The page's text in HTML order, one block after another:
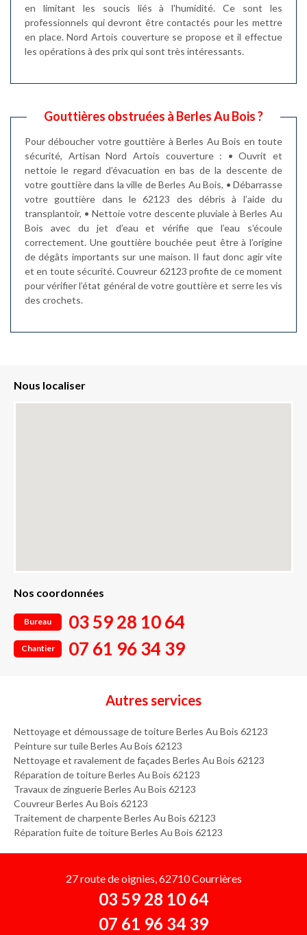
en limitant les soucis liés à l'humidité. Ce sont les
professionnels qui devront être contactés pour les mettre
en place. Nord Artois couverture se propose et il effectue
les opérations à des prix qui sont très intéressants.
Gouttières obstruées à Berles Au Bois ?
Pour déboucher votre gouttière à Berles Au Bois en toute
sécurité, Artisan Nord Artois couverture : • Ouvrit et
nettoie le regard d’évacuation en bas de la descente de
votre gouttière dans la ville de Berles Au Bois, • Débarrasse
votre gouttière dans le 62123 des débris à l’aide du
transplantoir, • Nettoie votre descente pluviale à Berles Au
Bois avec du jet d’eau et vérifie que l’eau s’écoule
correctement. Une gouttière bouchée peut être à l’origine
de dégâts importants sur une maison. Il faut donc agir vite
et en toute sécurité. Couvreur 62123 profite de ce moment
pour vérifier l’état général de votre gouttière et serre les vis
des crochets.
Nous localiser
Nos coordonnées
Bureau 03 59 28 10 64
Chantier 07 61 96 34 39
Autres services
Nettoyage et démoussage de toiture Berles Au Bois 62123
Peinture sur tuile Berles Au Bois 62123
Nettoyage et ravalement de façades Berles Au Bois 62123
Réparation de toiture Berles Au Bois 62123
Travaux de zinguerie Berles Au Bois 62123
Couvreur Berles Au Bois 62123
Traitement de charpente Berles Au Bois 62123
Réparation fuite de toiture Berles Au Bois 62123
27 route de oignies, 62710 Courrières
03 59 28 10 64
07 61 96 34 39